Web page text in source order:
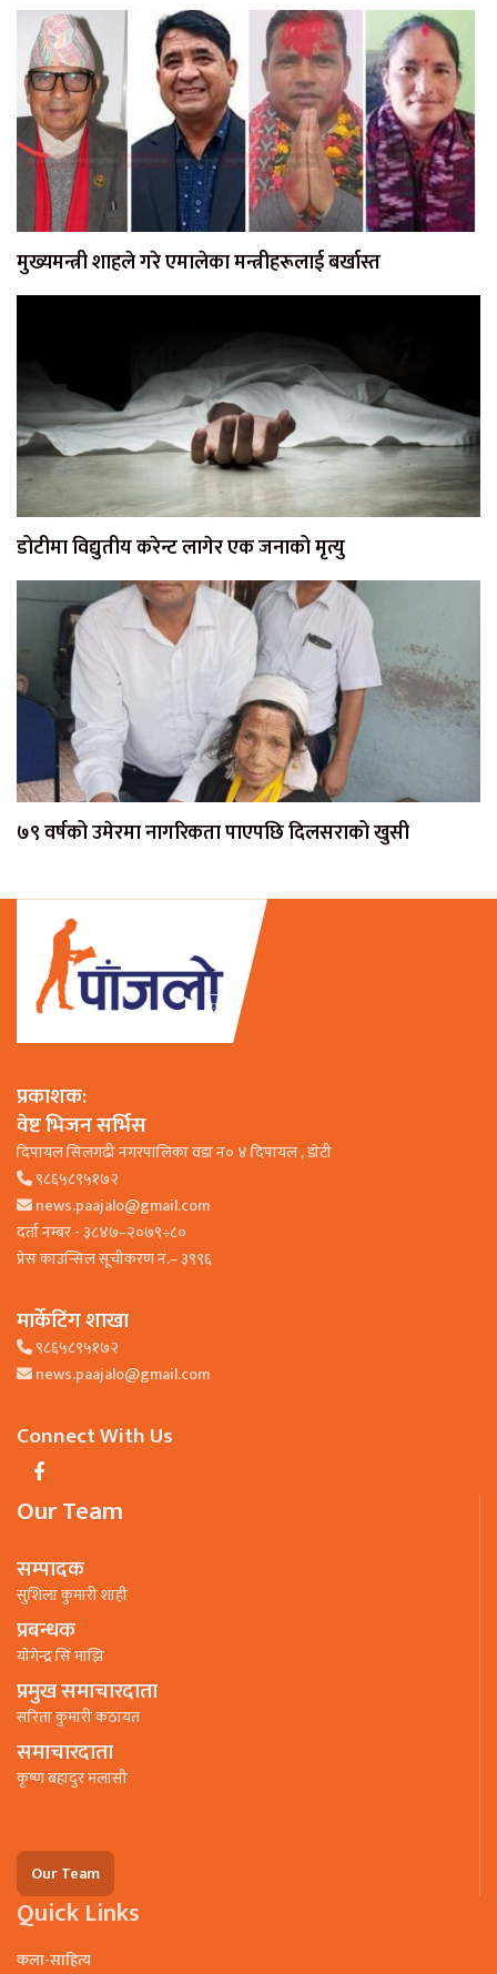
मुख्यमन्त्री शाहले गरे एमालेका मन्त्रीहरूलाई बर्खास्त
डोटीमा विद्युतीय करेन्ट लागेर एक जनाको मृत्यु
७९ वर्षको उमेरमा नागरिकता पाएपछि दिलसराको खुसी
प्रकाशक:
वेष्ट भिजन सर्भिस
दिपायल सिलगढी नगरपालिका वडा न० ४ दिपायल , डाेटी
९८६५८९५१७२
news.paajalo@gmail.com
दर्ता नम्बर - ३८४७–२०७९÷८०
प्रेस काउन्सिल सूचीकरण नं.– ३९९६
मार्केटिंग शाखा
९८६५८९५१७२
news.paajalo@gmail.com
Connect With Us
Our Team
सम्पादक
सुशिला कुमारी शाही
प्रबन्धक
याेगेन्द्र सिं माझि
प्रमुख समाचारदाता
सरिता कुमारी कठायत
समाचारदाता
कृष्ण बहादुर मलासी
Our Team
Quick Links
कला-साहित्य